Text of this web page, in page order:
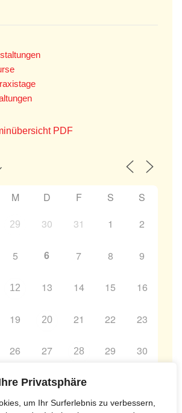
Privatsphäre
um Ihr Surferlebnis zu verbessern,
PDF
M D F S
S
29 30 31 1 2
5 6 7 8 9
12 13 14 15 16
19 20 21 22 23
26 27 28 29 30
2 3 4